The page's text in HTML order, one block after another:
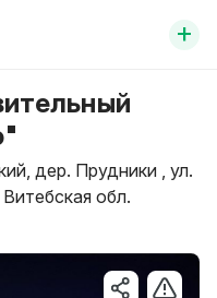
+
дер. Прудники , ул.
обл.